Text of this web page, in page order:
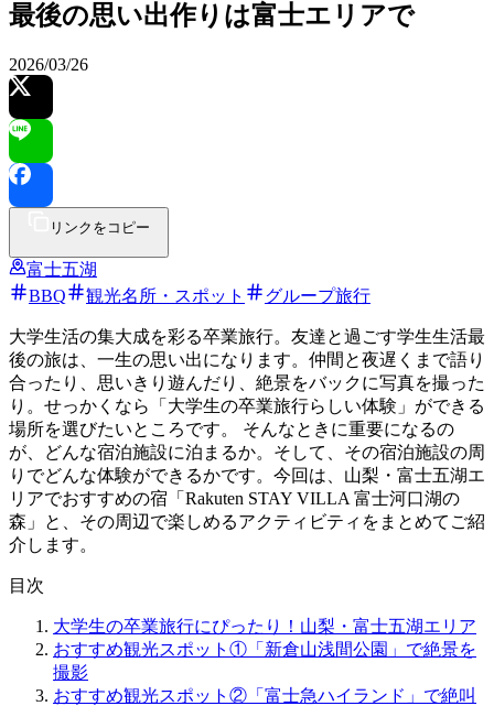
最後の思い出作りは富士エリアで
2026/03/26
リンクをコピー
富士五湖
BBQ
観光名所・スポット グループ旅行
大学生活の集大成を彩る卒業旅行。友達と過ごす学生生活最
後の旅は、一生の思い出になります。仲間と夜遅くまで語り
合ったり、思いきり遊んだり、絶景をバックに写真を撮った
り。せっかくなら「大学生の卒業旅行らしい体験」ができる
場所を選びたいところです。 そんなときに重要になるの
が、どんな宿泊施設に泊まるか。そして、その宿泊施設の周
りでどんな体験ができるかです。今回は、山梨・富士五湖エ
リアでおすすめの宿「Rakuten STAY VILLA 富士河口湖の
森」と、その周辺で楽しめるアクティビティをまとめてご紹
介します。
目次
大学生の卒業旅行にぴったり！山梨・富士五湖エリア
おすすめ観光スポット①「新倉山浅間公園」で絶景を
撮影
おすすめ観光スポット②「富士急ハイランド」で絶叫